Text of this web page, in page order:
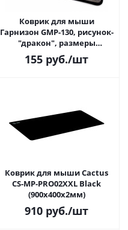
Коврик для мыши
Гарнизон GMP-130, рисунок-
"дракон", размеры
250*200*3мм, ткань+резина,
оверлок
155 руб./шт
Коврик для мыши Cactus
CS-MP-PRO02ХXL Black
(900x400x2мм)
910 руб./шт